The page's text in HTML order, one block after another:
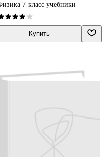
7 класс учебники
Купить